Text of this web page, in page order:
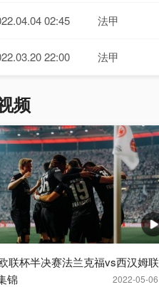
02:45 法甲
22:00 法甲
频
2022-05-06
联杯半决赛法兰克福vs西汉姆联
锦